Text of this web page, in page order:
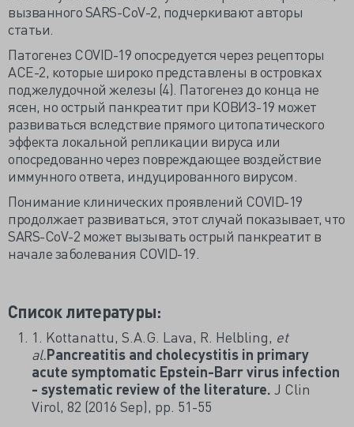
вызванного SARS-CoV-2, подчеркивают авторы
статьи.
Патогенез COVID-19 опосредуется через рецепторы
АСЕ-2, которые широко представлены в островках
поджелудочной железы (4). Патогенез до конца не
ясен, но острый панкреатит при КОВИЗ-19 может
развиваться вследствие прямого цитопатического
эффекта локальной репликации вируса или
опосредованно через повреждающее воздействие
иммунного ответа, индуцированного вирусом.
Понимание клинических проявлений COVID-19
продолжает развиваться, этот случай показывает, что
SARS-CoV-2 может вызывать острый панкреатит в
начале заболевания COVID-19.
Список литературы:
1. Kottanattu, S.A.G. Lava, R. Helbling, et
al.Pancreatitis and cholecystitis in primary
acute symptomatic Epstein-Barr virus infection
- systematic review of the literature. J Clin
Virol, 82 (2016 Sep), pp. 51-55